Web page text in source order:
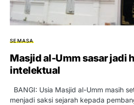
SEMASA
Masjid al-Umm sasar jadi
intelektual
BANGI: Usia Masjid al-Umm masih
menjadi saksi sejarah kepada